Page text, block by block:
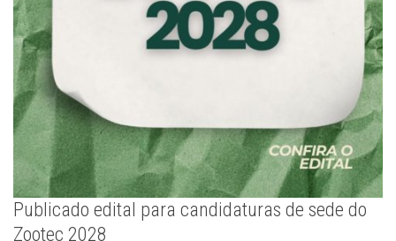
Publicado edital para candidaturas de sede do
Zootec 2028